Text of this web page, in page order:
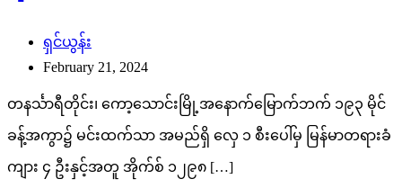
ရှင်ယွန်း
February 21, 2024
တနင်္သာရီတိုင်း၊ ကော့သောင်းမြို့အနောက်မြောက်ဘက် ၁၉၃ မိုင်
ခန့်အကွာ၌ မင်းထက်သာ အမည်ရှိ လှေ ၁ စီးပေါ်မှ မြန်မာတရားခံ
ကျား ၄ ဦးနှင့်အတူ အိုက်စ် ၁၂၉၈ […]